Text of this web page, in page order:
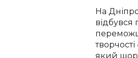
На
відбувся
який